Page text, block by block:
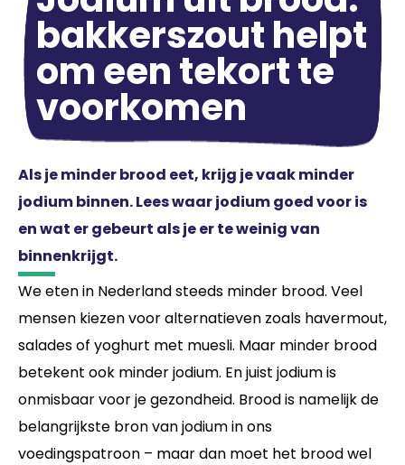
bakkerszout helpt
om een tekort te
voorkomen
Als je minder brood eet, krijg je vaak minder
jodium binnen. Lees waar jodium goed voor is
en wat er gebeurt als je er te weinig van
binnenkrijgt.
We eten in Nederland steeds minder brood. Veel
mensen kiezen voor alternatieven zoals havermout,
salades of yoghurt met muesli. Maar minder brood
betekent ook minder jodium. En juist jodium is
onmisbaar voor je gezondheid. Brood is namelijk de
belangrijkste bron van jodium in ons
voedingspatroon – maar dan moet het brood wel